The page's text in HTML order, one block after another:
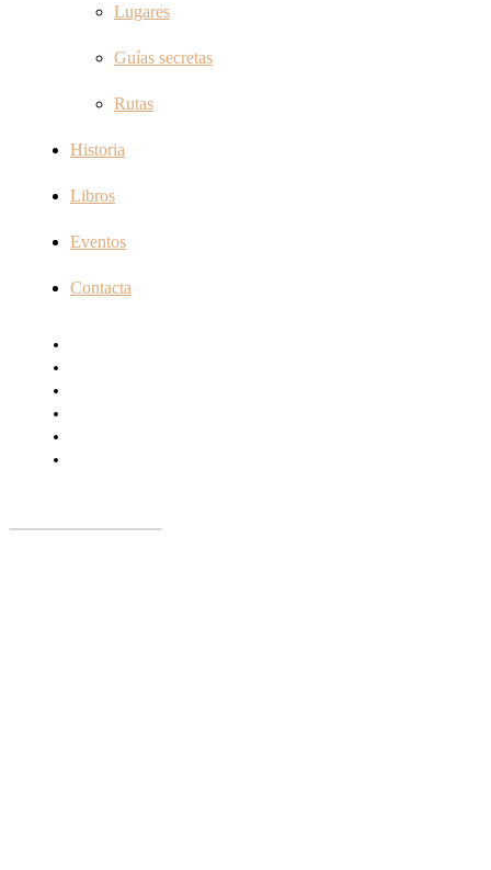
Lugares
Guías secretas
Rutas
Historia
Libros
Eventos
Contacta